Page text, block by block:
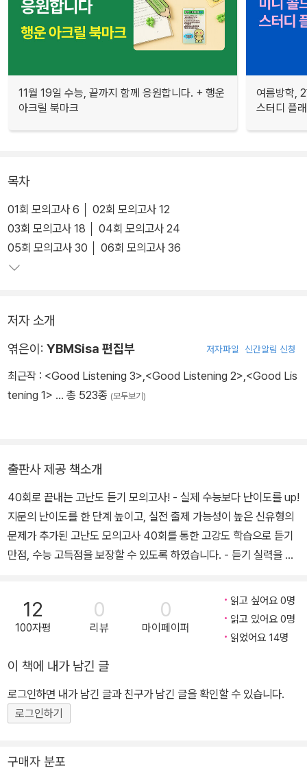
11월 19일 수능, 끝까지 함께 응원합니다. + 행운
아크릴 북마크
여름방학,
스터디 플
목차
01회 모의고사 6 │ 02회 모의고사 12
03회 모의고사 18 │ 04회 모의고사 24
05회 모의고사 30 │ 06회 모의고사 36
저자 소개
엮은이: YBMSisa 편집부 저자파일 신간알림 신청
최근작 : <Good Listening 3>,<Good Listening 2>,<Good Lis
tening 1> … 총 523종 (모두보기)
출판사 제공 책소개
40회로 끝내는 고난도 듣기 모의고사! - 실제 수능보다 난이도를 up!
지문의 난이도를 한 단계 높이고, 실전 출제 가능성이 높은 신유형의
문제가 추가된 고난도 모의고사 40회를 통한 고강도 학습으로 듣기
만점, 수능 고득점을 보장할 수 있도록 하였습니다. - 듣기 실력을 한
으로 실어 내용을 완전히 이해하고, 듣기 연습을 효과적으로 할 수 있
도록 하였습니다. - 문제와 대본, 해석까지 한눈에 보는 정답 및 해설!
문제 해결에 도움이 되는 해석뿐만 아니라 문제, 대본까지 모두 정답
mp3 파일 다운로드 : www.ybmbooks.com
12
100자평
0
리뷰
0
마이페이퍼
읽고 싶어요 0명
읽고 있어요 0명
읽었어요 14명
이 책에 내가 남긴 글
로그인하면 내가 남긴 글과 친구가 남긴 글을 확인할 수 있습니다.
로그인하기
구매자 분포